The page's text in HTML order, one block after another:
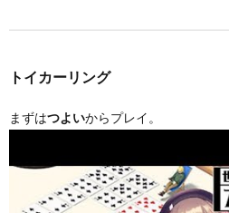
トイカーリング
まずはつよいからプレイ。